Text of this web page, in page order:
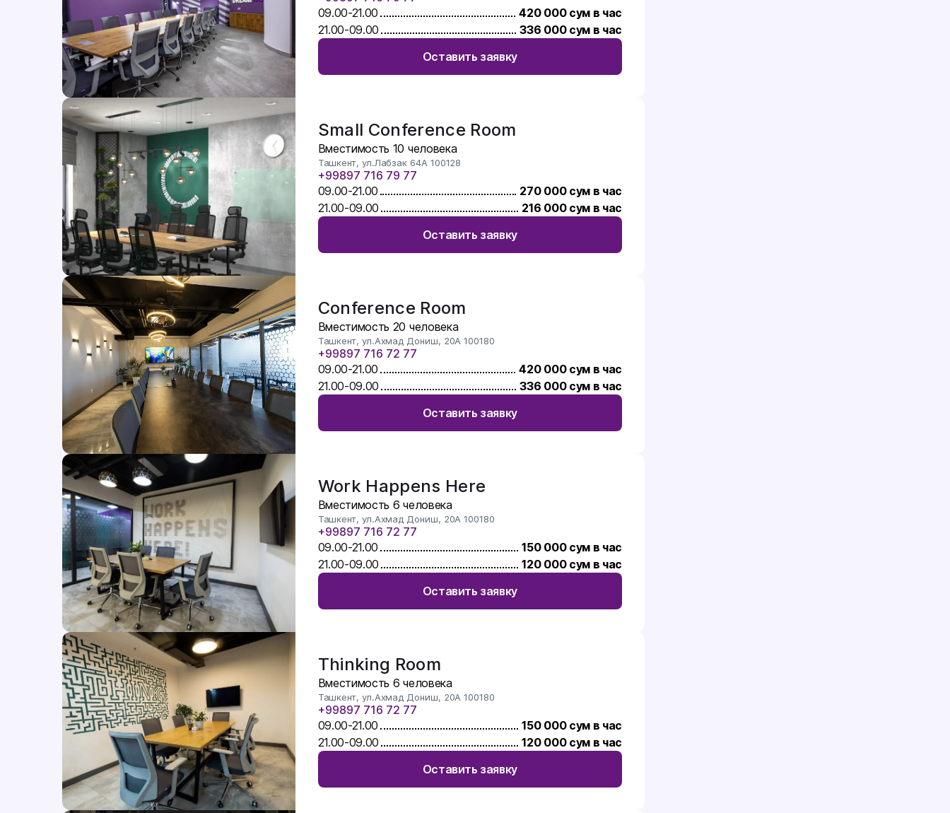
09.00-21.00 420 000 сум в час
21.00-09.00 336 000 сум в час
Оставить заявку
Small Conference Room
Вместимость 10 человека
Ташкент, ул.Лабзак 64А 100128
+99897 716 79 77
09.00-21.00 270 000 сум в час
21.00-09.00 216 000 сум в час
Оставить заявку
Conference Room
Вместимость 20 человека
Ташкент, ул.Ахмад Дониш, 20А 100180
+99897 716 72 77
09.00-21.00 420 000 сум в час
21.00-09.00 336 000 сум в час
Оставить заявку
Work Happens Here
Вместимость 6 человека
Ташкент, ул.Ахмад Дониш, 20А 100180
+99897 716 72 77
09.00-21.00 150 000 сум в час
21.00-09.00 120 000 сум в час
Оставить заявку
Thinking Room
Вместимость 6 человека
Ташкент, ул.Ахмад Дониш, 20А 100180
+99897 716 72 77
09.00-21.00 150 000 сум в час
21.00-09.00 120 000 сум в час
Оставить заявку